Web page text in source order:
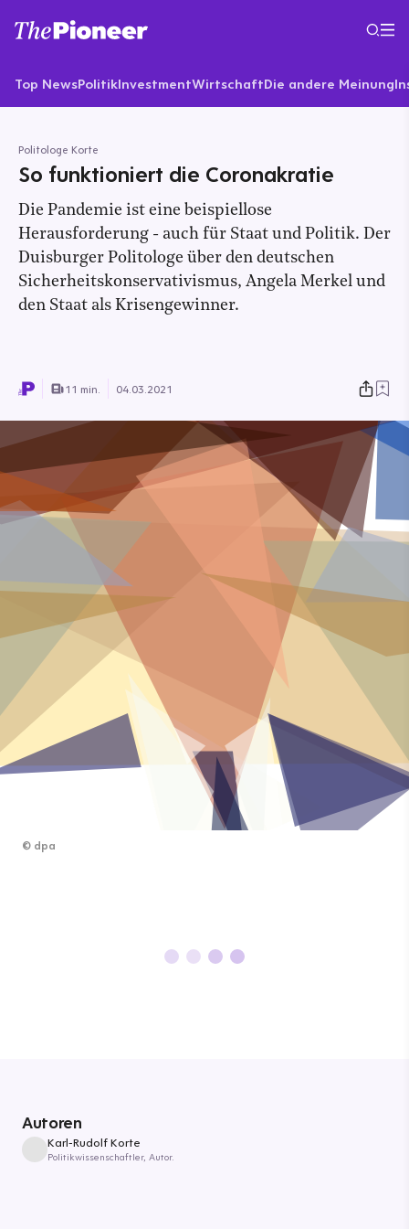
Top NewsPolitikInvestmentWirtschaftDie andere Meinung
Politologe Korte
So funktioniert die Coronakratie
Die Pandemie ist eine beispiellose
Herausforderung - auch für Staat und Politik. Der
Duisburger Politologe über den deutschen
Sicherheitskonservativismus, Angela Merkel und
den Staat als Krisengewinner.
11 min. 04.03.2021
© dpa
Autoren
Karl-Rudolf Korte
Politikwissenschaftler, Autor.